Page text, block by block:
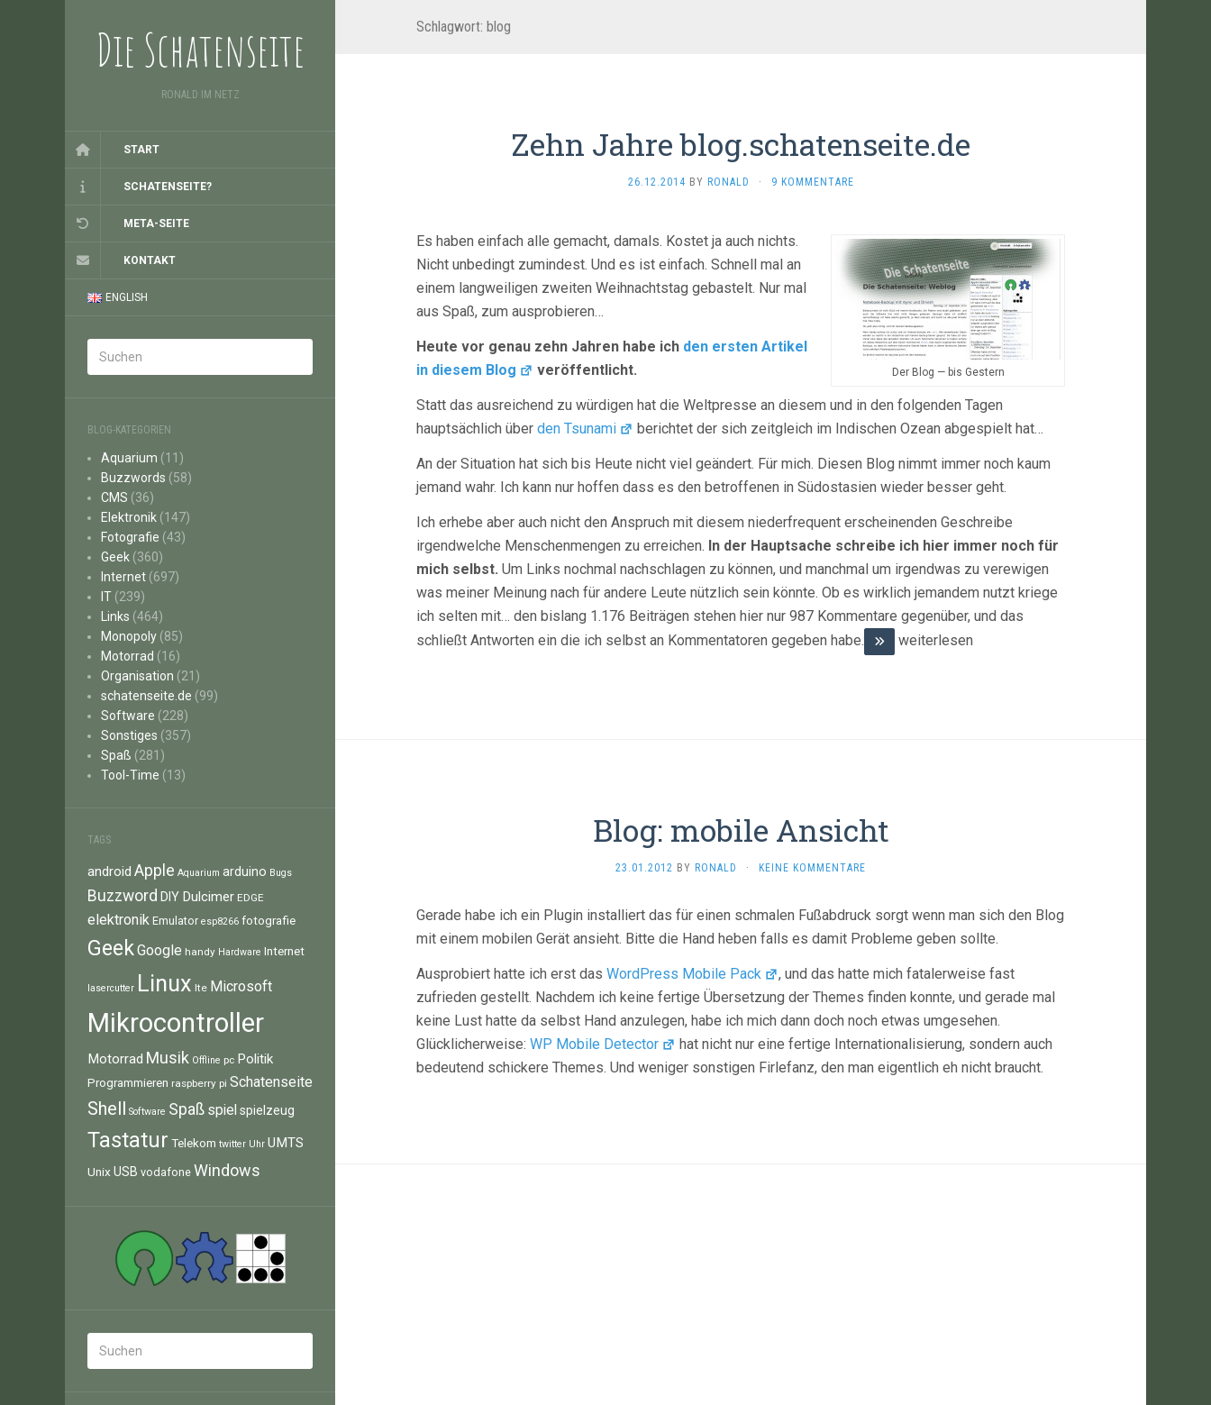
Die Schatenseite
RONALD IM NETZ
START
SCHATENSEITE?
META-SEITE
KONTAKT
ENGLISH
BLOG-KATEGORIEN
Aquarium (11)
Buzzwords (58)
CMS (36)
Elektronik (147)
Fotografie (43)
Geek (360)
Internet (697)
IT (239)
Links (464)
Monopoly (85)
Motorrad (16)
Organisation (21)
schatenseite.de (99)
Software (228)
Sonstiges (357)
Spaß (281)
Tool-Time (13)
TAGS
android Apple Aquarium arduino Bugs
Buzzword DIY Dulcimer EDGE
elektronik Emulator esp8266 fotografie
GeekGoogle handy Hardware Internet
lasercutter Linux lte Microsoft
Mikrocontroller
Motorrad Musik Offline pc Politik
Programmieren raspberry pi Schatenseite
Shell Software Spaß spiel spielzeug
Tastatur Telekom twitter Uhr UMTS
Unix USB vodafone Windows
Schlagwort: blog
Zehn Jahre blog.schatenseite.de
26.12.2014 BY RONALD · 9 KOMMENTARE
Der Blog — bis Gestern
Es haben einfach alle gemacht, damals. Kostet ja auch nichts.
Nicht unbedingt zumindest. Und es ist einfach. Schnell mal an
einem langweiligen zweiten Weihnachtstag gebastelt. Nur mal
aus Spaß, zum ausprobieren…
Heute vor genau zehn Jahren habe ich den ersten Artikel
in diesem Blog
veröffentlicht.
Statt das ausreichend zu würdigen hat die Weltpresse an diesem und in den folgenden Tagen
hauptsächlich über den Tsunami berichtet der sich zeitgleich im Indischen Ozean abgespielt hat…
An der Situation hat sich bis Heute nicht viel geändert. Für mich. Diesen Blog nimmt immer noch kaum
jemand wahr. Ich kann nur hoffen dass es den betroffenen in Südostasien wieder besser geht.
Ich erhebe aber auch nicht den Anspruch mit diesem niederfrequent erscheinenden Geschreibe
irgendwelche Menschenmengen zu erreichen. In der Hauptsache schreibe ich hier immer noch für
mich selbst. Um Links nochmal nachschlagen zu können, und manchmal um irgendwas zu verewigen
was meiner Meinung nach für andere Leute nützlich sein könnte. Ob es wirklich jemandem nutzt kriege
ich selten mit… den bislang 1.176 Beiträgen stehen hier nur 987 Kommentare gegenüber, und das
schließt Antworten ein die ich selbst an Kommentatoren gegeben habe.
weiterlesen
Blog: mobile Ansicht
23.01.2012 BY RONALD · KEINE KOMMENTARE
Gerade habe ich ein Plugin installiert das für einen schmalen Fußabdruck sorgt wenn man sich den Blog
mit einem mobilen Gerät ansieht. Bitte die Hand heben falls es damit Probleme geben sollte.
Ausprobiert hatte ich erst das WordPress Mobile Pack
, und das hatte mich fatalerweise fast
zufrieden gestellt. Nachdem ich keine fertige Übersetzung der Themes finden konnte, und gerade mal
keine Lust hatte da selbst Hand anzulegen, habe ich mich dann doch noch etwas umgesehen.
Glücklicherweise: WP Mobile Detector
hat nicht nur eine fertige Internationalisierung, sondern auch
bedeutend schickere Themes. Und weniger sonstigen Firlefanz, den man eigentlich eh nicht braucht.